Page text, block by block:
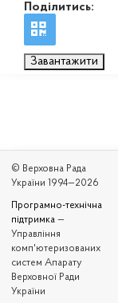
Поділитись:
Завантажити
© Верховна Рада
України 1994—2026
Програмно-технічна
підтримка —
Управління
комп'ютеризованих
систем Апарату
Верховної Ради
України